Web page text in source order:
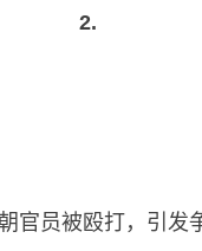
2.
员被殴打，引